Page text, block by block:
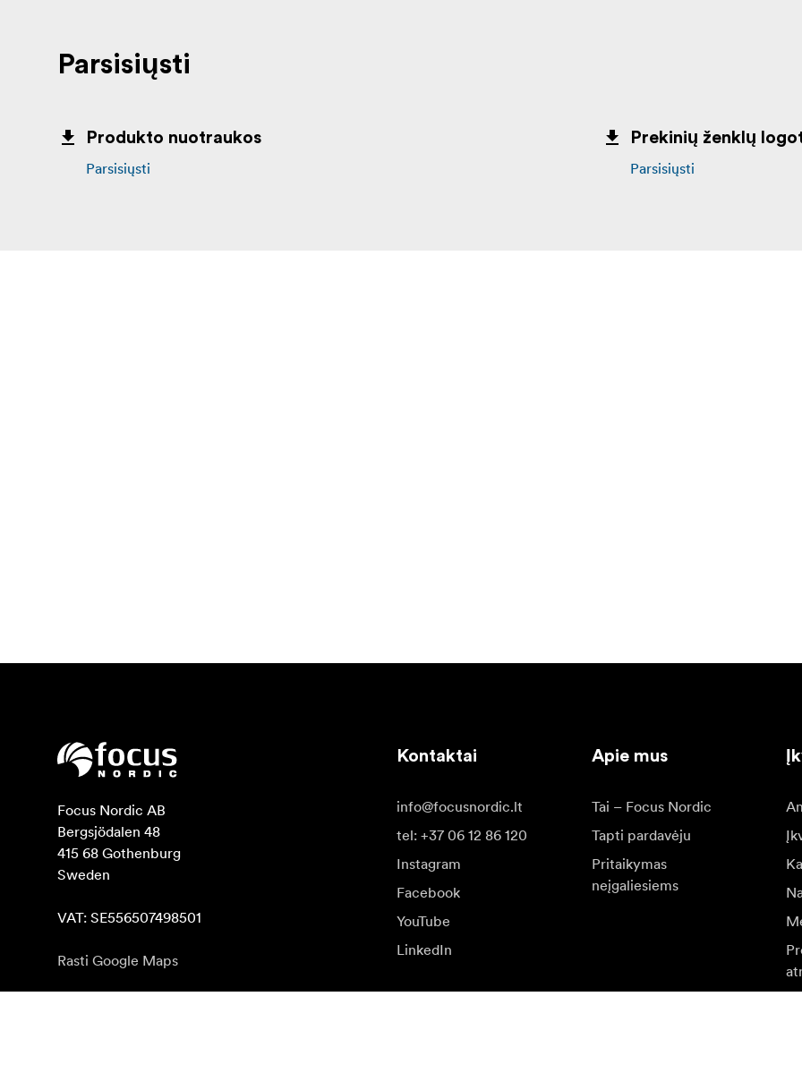
Parsisiųsti
Produkto nuotraukos
Parsisiųsti
Prekinių ženklų
Parsisiųsti
Focus Nordic AB
Bergsjödalen 48
415 68 Gothenburg
Sweden
VAT: SE556507498501
Rasti Google Maps
Kontaktai
info@focusnordic.lt
tel: +37 06 12 86 120
Instagram
Facebook
YouTube
LinkedIn
Apie mus
Tai – Focus Nordic
Tapti pardavėju
Pritaikymas
neįgaliesiems